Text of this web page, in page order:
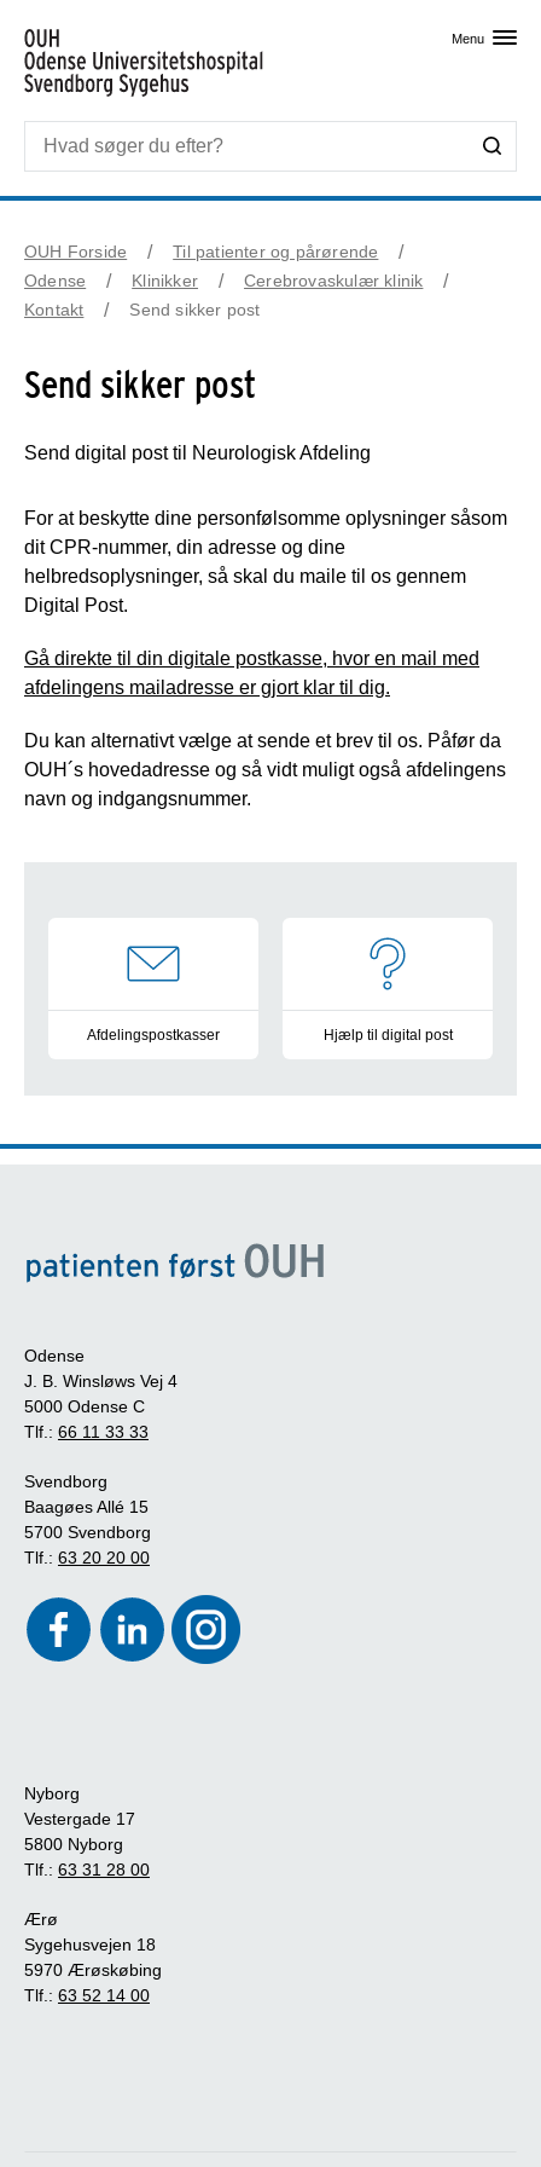
Menu
OUH Forside
Til patienter og pårørende
Odense
Klinikker
Cerebrovaskulær klinik
Kontakt
Send sikker post
Send sikker post
Send digital post til Neurologisk Afdeling
For at beskytte dine personfølsomme oplysninger såsom
dit CPR-nummer, din adresse og dine
helbredsoplysninger, så skal du maile til os gennem
Digital Post.
Gå direkte til din digitale postkasse, hvor en mail med
afdelingens mailadresse er gjort klar til dig.
Du kan alternativt vælge at sende et brev til os. Påfør da
OUH´s hovedadresse og så vidt muligt også afdelingens
navn og indgangsnummer.
Afdelingspostkasser Hjælp til digital post
Odense
J. B. Winsløws Vej 4
5000 Odense C
Tlf.: 66 11 33 33
Svendborg
Baagøes Allé 15
5700 Svendborg
Tlf.: 63 20 20 00
Nyborg
Vestergade 17
5800 Nyborg
Tlf.: 63 31 28 00
Ærø
Sygehusvejen 18
5970 Ærøskøbing
Tlf.: 63 52 14 00